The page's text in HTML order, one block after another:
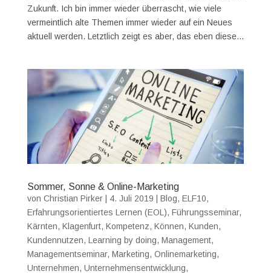
Zukunft. Ich bin immer wieder überrascht, wie viele
vermeintlich alte Themen immer wieder auf ein Neues
aktuell werden. Letztlich zeigt es aber, das eben diese...
Sommer, Sonne & Online-Marketing
von Christian Pirker| 4. Juli 2019 Blog, ELF10,
Erfahrungsorientiertes Lernen (EOL), Führungsseminar,
Kärnten, Klagenfurt, Kompetenz, Können, Kunden,
Kundennutzen, Learning by doing, Management,
Managementseminar, Marketing, Onlinemarketing,
Unternehmen, Unternehmensentwicklung,